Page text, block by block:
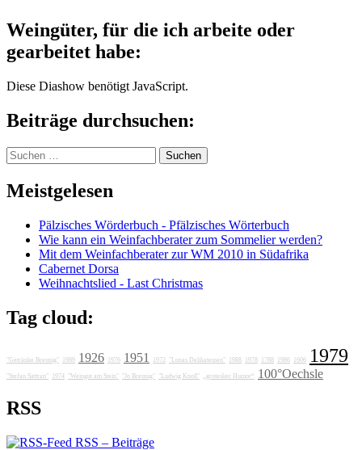
Weingüter, für die ich arbeite oder
gearbeitet habe:
Diese Diashow benötigt JavaScript.
Beiträge durchsuchen:
Suchen
nach:
Meistgelesen
Pälzisches Wörderbuch - Pfälzisches Wörterbuch
Wie kann ein Weinfachberater zum Sommelier werden?
Mit dem Weinfachberater zur WM 2010 in Südafrika
Cabernet Dorsa
Weihnachtslied - Last Christmas
Tag cloud:
"Getränke Breunig" 1989 1926 1976 1951 1972 "Lunas Delikatessen" 1988 1978 1788 1986 1606 1979
"Stefan Sattran" 1974 "Weingut am Stein" "Jo Breunig" "Ludwig Knoll" „grotesker Humor“ 100°Oechsle
RSS
RSS – Beiträge